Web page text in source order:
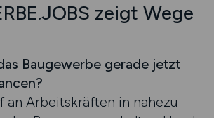
zeigt Wege
Baugewerbe gerade jetzt
an Arbeitskräften in nahezu